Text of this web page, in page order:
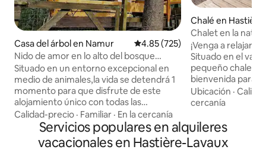
Casa del árbol en Namur Calificación promedio: 4.85 de
4.85 (725)
Nido de amor en lo alto del bosque
Íntimo y lujoso
Situado en un entorno excepcional en
medio de animales,la vida se detendrá 1
momento para que disfrute de este
alojamiento único con todas las
comodidades. Doble cabaña
encaramada conectada por 1 pasarela
escondida de las miradas (1 cabaña
chbre y 1 sal/cocina/sdb) Situado a las
Calidad-precio · Familiar · En la cercanía
Chalé en Hastière
Chalet en la
privada
¡Venga a
Situado en el
pequeño chalet
bienvenida para
personas
es totalmente
puro momento
total intimidad. Disfrute de las
numerosas
Ubicación ·
cercanía
Servicios populares en alquileres
vacacionales en Hastière-Lavaux